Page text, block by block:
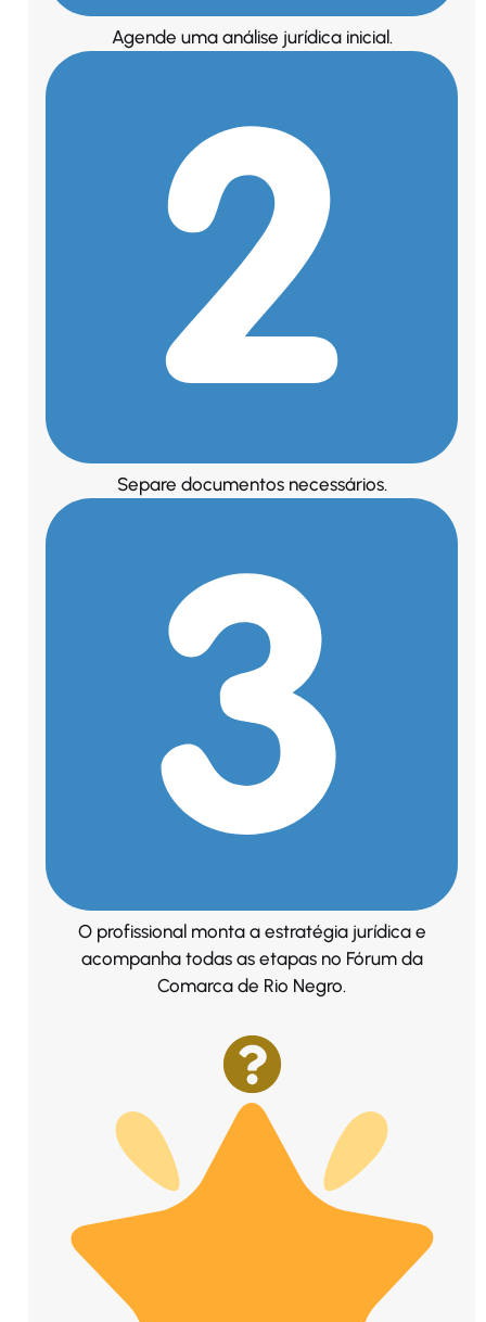
Agende uma análise jurídica inicial.
Separe documentos necessários.
O profissional monta a estratégia jurídica e
acompanha todas as etapas no Fórum da
Comarca de Rio Negro.